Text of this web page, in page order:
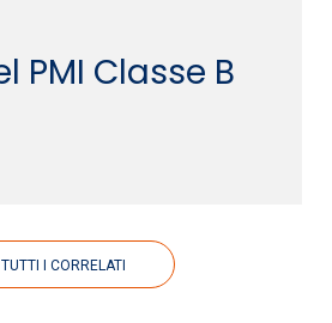
PMI Classe B
TUTTI I CORRELATI